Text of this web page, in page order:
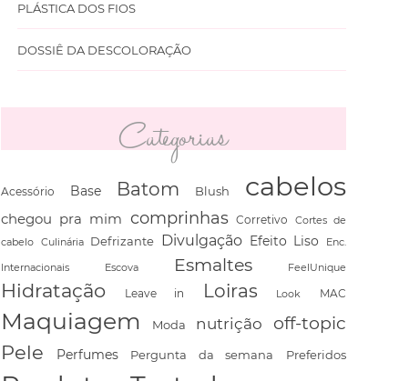
PLÁSTICA DOS FIOS
DOSSIÊ DA DESCOLORAÇÃO
Categorias
Acessório Base Batom Blush cabelos
chegou pra mim comprinhas Corretivo
Cortes de
cabelo Culinária Defrizante Divulgação Efeito Liso Enc.
Internacionais Escova Esmaltes FeelUnique
Hidratação Leave in Loiras Look MAC
Maquiagem Moda nutrição off-topic
Pele Perfumes Pergunta da semana Preferidos